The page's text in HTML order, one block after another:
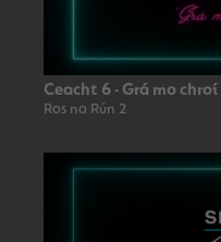
Ceacht 6 - Grá mo
Ros na Rún 2